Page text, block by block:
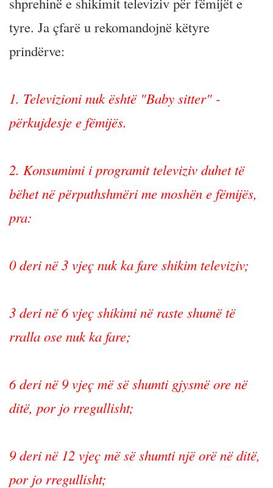
tyre. Ja çfarë u rekomandojnë këtyre
prindërve:
1. Televizioni nuk është "Baby sitter" -
përkujdesje e fëmijës.
2. Konsumimi i programit televiziv duhet të
bëhet në përputhshmëri me moshën e fëmijës,
pra:
0 deri në 3 vjeç nuk ka fare shikim televiziv;
3 deri në 6 vjeç shikimi në raste shumë të
rralla ose nuk ka fare;
6 deri në 9 vjeç më së shumti gjysmë ore në
ditë, por jo rregullisht;
9 deri në 12 vjeç më së shumti një orë në ditë,
por jo rregullisht;